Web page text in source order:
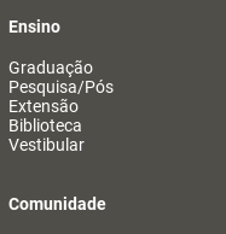
Ensino
Graduação
Pesquisa/Pós
Extensão
Biblioteca
Vestibular
Comunidade